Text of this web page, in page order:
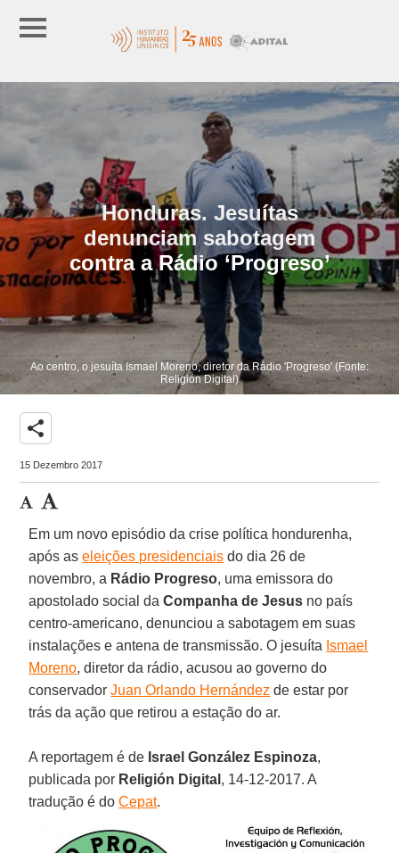
Honduras. Jesuítas
denunciam sabotagem
contra a Rádio ‘Progreso’
Ao centro, o jesuíta Ismael Moreno, diretor da Rádio 'Progreso' (Fonte:
Religión Digital)
share
15 Dezembro 2017
Em um novo episódio da crise política hondurenha,
após aseleições presidenciais do dia 26 de
novembro, a Rádio Progreso, uma emissora do
apostolado social daCompanha de Jesus no país
centro-americano, denunciou a sabotagem em suas
instalações e antena de transmissão. O jesuíta Ismael
Moreno, diretor da rádio, acusou ao governo do
conservadorJuan Orlando Hernández de estar por
trás da ação que retirou a estação do ar.
A reportagem é de Israel González Espinoza,
publicada por Religión Digital , 14-12-2017. A
tradução é do Cepat.